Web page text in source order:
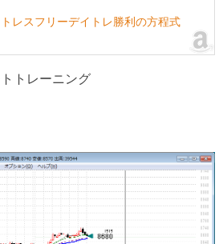
レスフリーデイトレ勝利の方程式
トレーニング